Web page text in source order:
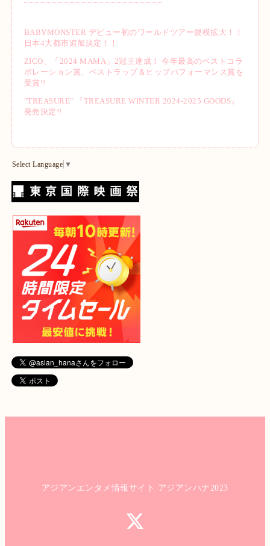
BABYMONSTER デビュー初のワールドツアー規模拡大！！
日本4大都市追加決定！！
ZICO、「2024 MAMA」2冠王達成！ 今年最高のベストコラ
ボレーション賞、ベストラップ＆ヒップパフォーマンス賞を
受賞!!
"TREASURE" 『TREASURE WINTER 2024-2025 GOODS』
発売決定!!
Select Language ▼
アジアンエンタメ情報サイト アジアンハナ2023